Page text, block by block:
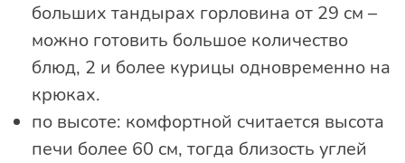
больших тандырах горловина от 29 см –
можно готовить большое количество
блюд, 2 и более курицы одновременно на
крюках.
по высоте: комфортной считается высота
печи более 60 см, тогда близость углей